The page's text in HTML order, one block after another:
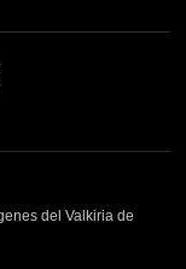
del Valkiria de